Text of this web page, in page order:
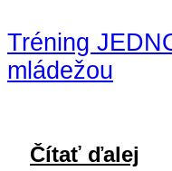
Tréning
mládežou
Čítať ďalej